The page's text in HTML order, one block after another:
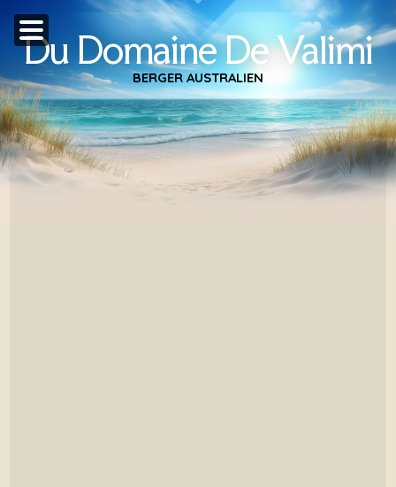
Du Domaine De Valimi
BERGER AUSTRALIEN